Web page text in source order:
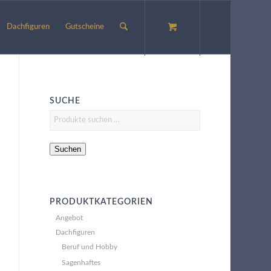
Dachfiguren Gutscheine
SUCHE
Suchen
PRODUKTKATEGORIEN
Angebot
Dachfiguren
Beruf und Hobby
Sagenhaftes